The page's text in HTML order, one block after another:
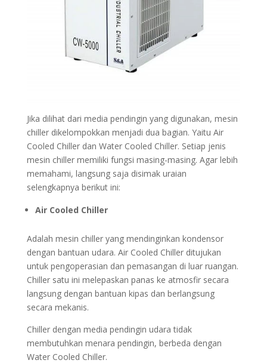
Jika dilihat dari media pendingin yang digunakan, mesin
chiller dikelompokkan menjadi dua bagian. Yaitu Air
Cooled Chiller dan Water Cooled Chiller. Setiap jenis
mesin chiller memiliki fungsi masing-masing. Agar lebih
memahami, langsung saja disimak uraian
selengkapnya berikut ini:
Air Cooled Chiller
Adalah mesin chiller yang mendinginkan kondensor
dengan bantuan udara. Air Cooled Chiller ditujukan
untuk pengoperasian dan pemasangan di luar ruangan.
Chiller satu ini melepaskan panas ke atmosfir secara
langsung dengan bantuan kipas dan berlangsung
secara mekanis.
Chiller dengan media pendingin udara tidak
membutuhkan menara pendingin, berbeda dengan
Water Cooled Chiller.